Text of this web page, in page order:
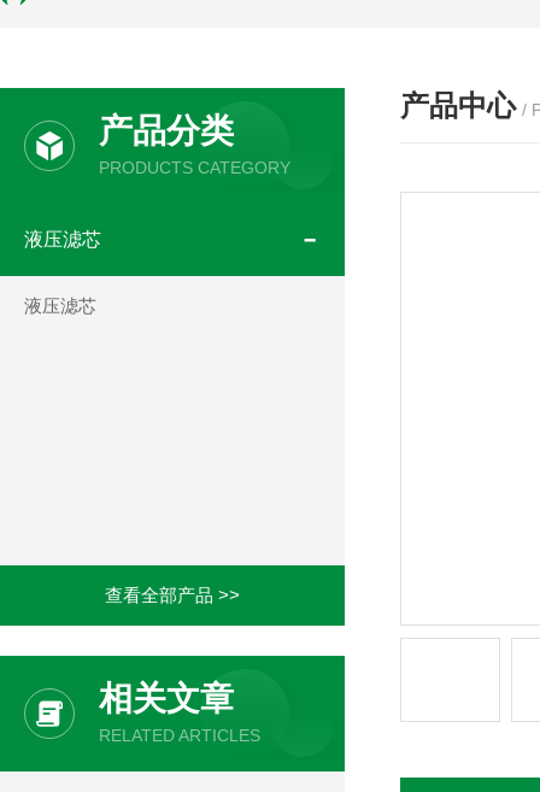
产品分类
PRODUCTS CATEGORY
液压滤芯
液压滤芯
查看全部产品 >>
相关文章
RELATED ARTICLES
产品中心 /